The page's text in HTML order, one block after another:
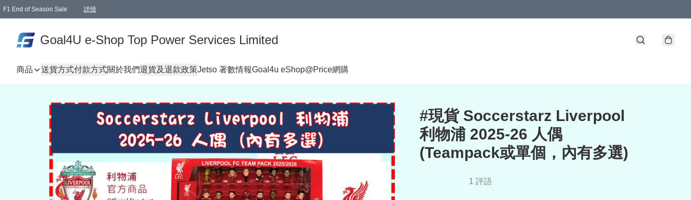
F1 End of Season Sale 詳情
Goal4U e-Shop Top Power Services Limited
商品 送貨方式付款方式關於我們退貨及退款政策Jetso 著數情報Goal4u eShop@Price網購
#現貨 Soccerstarz Liverpool
利物浦 2025-26 人偶
(Teampack或單個，內有多選)
1 評語